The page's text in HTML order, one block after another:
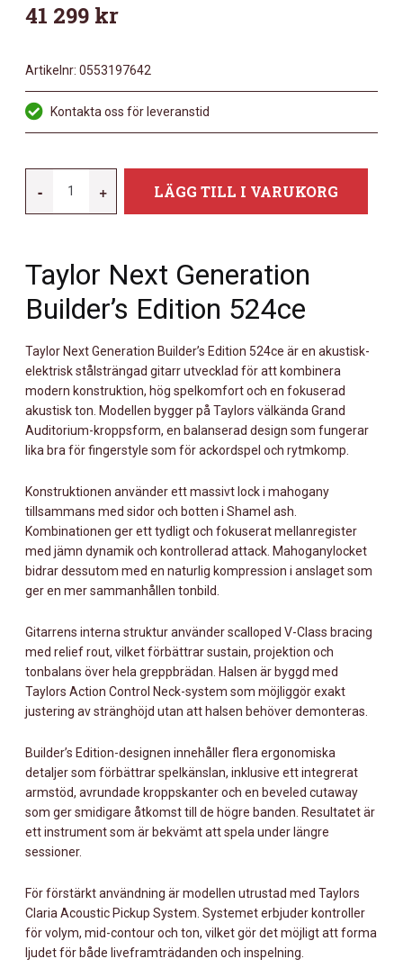
41 299 kr
Artikelnr: 0553197642
Kontakta oss för leveranstid
-
BUILDER'S
NEXT
GENERATION
MÄNGD
+ LÄGG TILL I VARUKORG
Taylor Next Generation
Builder’s Edition 524ce
Taylor Next Generation Builder’s Edition 524ce är en akustisk-
elektrisk stålsträngad gitarr utvecklad för att kombinera
modern konstruktion, hög spelkomfort och en fokuserad
akustisk ton. Modellen bygger på Taylors välkända Grand
Auditorium-kroppsform, en balanserad design som fungerar
lika bra för fingerstyle som för ackordspel och rytmkomp.
Konstruktionen använder ett massivt lock i mahogany
tillsammans med sidor och botten i Shamel ash.
Kombinationen ger ett tydligt och fokuserat mellanregister
med jämn dynamik och kontrollerad attack. Mahoganylocket
bidrar dessutom med en naturlig kompression i anslaget som
ger en mer sammanhållen tonbild.
Gitarrens interna struktur använder scalloped V-Class bracing
med relief rout, vilket förbättrar sustain, projektion och
tonbalans över hela greppbrädan. Halsen är byggd med
Taylors Action Control Neck-system som möjliggör exakt
justering av stränghöjd utan att halsen behöver demonteras.
Builder’s Edition-designen innehåller flera ergonomiska
detaljer som förbättrar spelkänslan, inklusive ett integrerat
armstöd, avrundade kroppskanter och en beveled cutaway
som ger smidigare åtkomst till de högre banden. Resultatet är
ett instrument som är bekvämt att spela under längre
sessioner.
För förstärkt användning är modellen utrustad med Taylors
Claria Acoustic Pickup System. Systemet erbjuder kontroller
för volym, mid-contour och ton, vilket gör det möjligt att forma
ljudet för både liveframträdanden och inspelning.